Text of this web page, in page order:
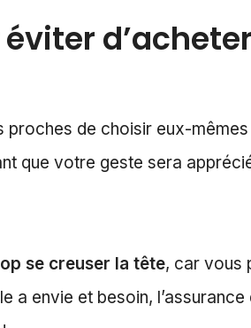
d’acheter
proches de choisir eux-mêmes
que votre geste sera
se creuser la tête, car vous
a envie et besoin, l’assurance